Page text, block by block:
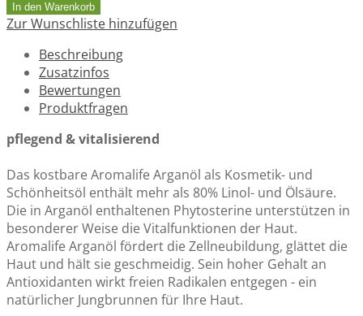
In den Warenkorb
Zur Wunschliste hinzufügen
Beschreibung
Zusatzinfos
Bewertungen
Produktfragen
pflegend & vitalisierend
Das kostbare Aromalife Arganöl als Kosmetik- und
Schönheitsöl enthält mehr als 80% Linol- und Ölsäure.
Die in Arganöl enthaltenen Phytosterine unterstützen in
besonderer Weise die Vitalfunktionen der Haut.
Aromalife Arganöl fördert die Zellneubildung, glättet die
Haut und hält sie geschmeidig. Sein hoher Gehalt an
Antioxidanten wirkt freien Radikalen entgegen - ein
natürlicher Jungbrunnen für Ihre Haut.